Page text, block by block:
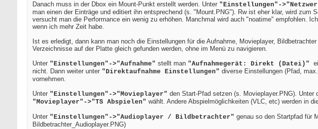
Danach muss in der Dbox ein Mount-Punkt erstellt werden. Unter "Einstellungen"-
man einen der Einträge und editiert ihn entsprechend (s. "Mount.PNG"). Rw ist eher klar, wird zum
versucht man die Performance ein wenig zu erhöhen. Manchmal wird auch "noatime" empfohlen.
wenn ich mehr Zeit habe.
Ist es erledigt, dann kann man noch die Einstellungen für die Aufnahme, Movieplayer,
Verzeichnisse auf der Platte gleich gefunden werden, ohne im Menü zu navigieren.
Unter "Einstellungen"->"Aufnahme" stellt man "Aufnahmegerät: Direkt (Datei)"
nicht. Dann weiter unter "Direktaufnahme Einstellungen" diverse Einstellungen (Pfad,
vornehmen.
Unter "Einstellungen"->"Movieplayer" den Start-Pfad setzen (s. Movieplayer.PNG). Unter
"Movieplayer"->"TS Abspielen" wählt. Andere Abspielmöglichkeiten (VLC, etc) werden in
Unter "Einstellungen"->"Audioplayer / Bildbetrachter" genau so den Startpfad für
Bildbetrachter_Audioplayer.PNG)